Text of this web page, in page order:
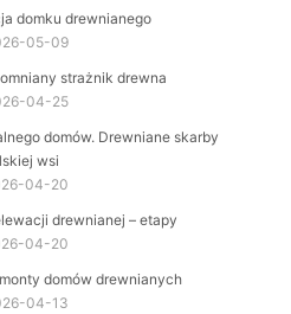
domku drewnianego
05-09
strażnik drewna
04-25
domów. Drewniane skarby
wsi
04-20
drewnianej – etapy
04-20
domów drewnianych
04-13